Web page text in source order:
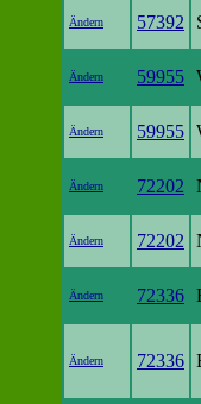
Ändern 57392
Ändern 59955
Ändern 59955
Ändern 72202
Ändern 72202
Ändern 72336
Ändern 72336